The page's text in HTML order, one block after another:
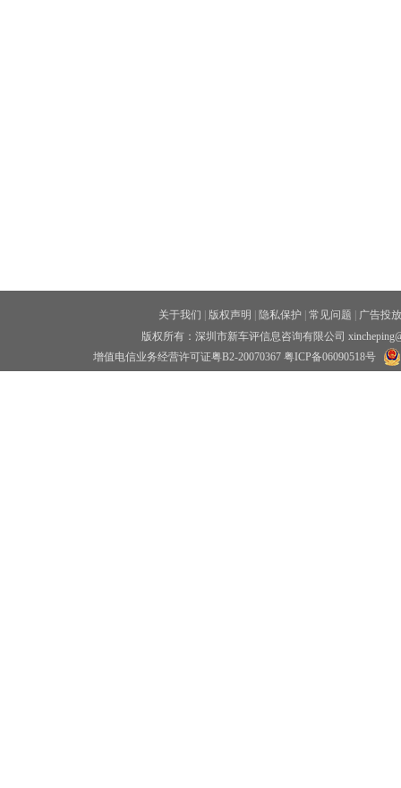
关于我们 版权声明 隐私保护 常见问题
广告投放
版权所有：深圳市新车评信息咨询有限公司
增值电信业务经营许可证粤B2-20070367 粤ICP备06090518号